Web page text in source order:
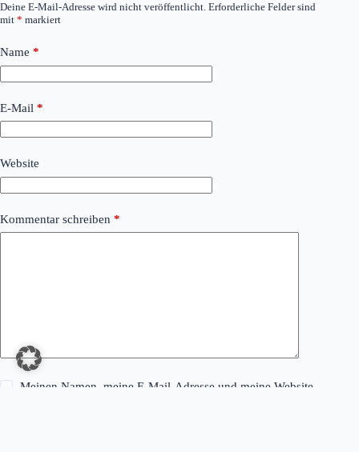
Deine E-Mail-Adresse wird nicht veröffentlicht. Erforderliche Felder sind
mit * markiert
Name *
E-Mail *
Website
Kommentar schreiben *
Meinen Namen, meine E-Mail-Adresse und meine Website